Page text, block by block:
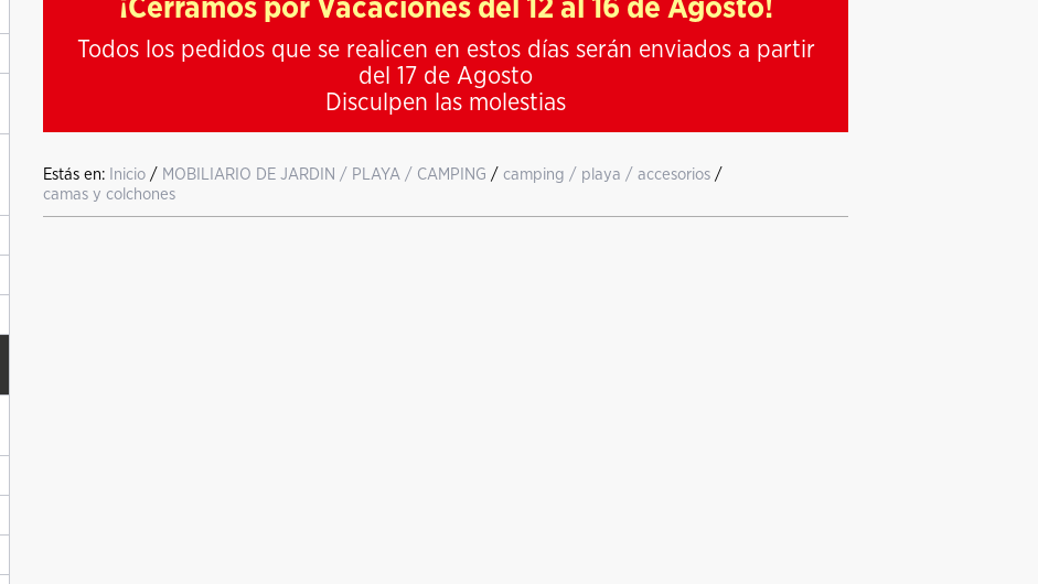
¡Cerramos por Vacaciones del 12 al 16 de Agosto!
Todos los pedidos que se realicen en estos días serán enviados a partir
del 17 de Agosto
Disculpen las molestias
Estás en: Inicio / MOBILIARIO DE JARDIN / PLAYA / CAMPING / camping / playa / accesorios /
camas y colchones